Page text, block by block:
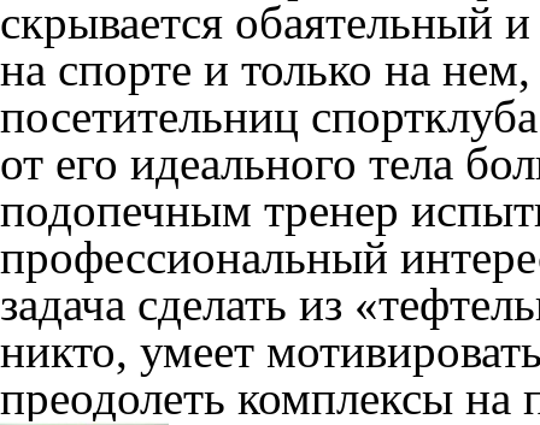
скрывается обаятельный
на спорте и только на
посетительниц
от его идеального тела
подопечным тренер
профессиональный
задача сделать из
никто, умеет
преодолеть комплексы на